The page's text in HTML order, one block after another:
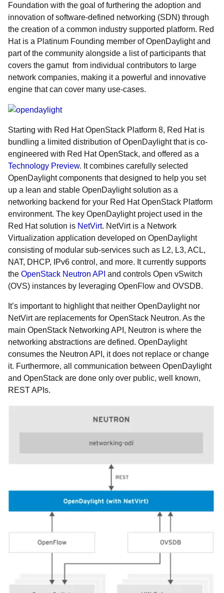
Foundation with the goal of furthering the adoption and
innovation of software-defined networking (SDN) through
the creation of a common industry supported platform. Red
Hat is a Platinum Founding member of OpenDaylight and
part of the community alongside a list of participants that
covers the gamut from individual contributors to large
network companies, making it a powerful and innovative
engine that can cover many use-cases.
Starting with Red Hat OpenStack Platform 8, Red Hat is
bundling a limited distribution of OpenDaylight that is co-
engineered with Red Hat OpenStack, and offered as a
Technology Preview. It combines carefully selected
OpenDaylight components that designed to help you set
up a lean and stable OpenDaylight solution as a
networking backend for your Red Hat OpenStack Platform
environment. The key OpenDaylight project used in the
Red Hat solution is NetVirt. NetVirt is a Network
Virtualization application developed on OpenDaylight
consisting of modular sub-services such as L2, L3, ACL,
NAT, DHCP, IPv6 control, and more. It currently supports
the OpenStack Neutron API and controls Open vSwitch
(OVS) instances by leveraging OpenFlow and OVSDB.
It’s important to highlight that neither OpenDaylight nor
NetVirt are replacements for OpenStack Neutron. As the
main OpenStack Networking API, Neutron is where the
networking abstractions are defined. OpenDaylight
consumes the Neutron API, it does not replace or change
it. Furthermore, all communication between OpenDaylight
and OpenStack are done only over public, well known,
REST APIs.